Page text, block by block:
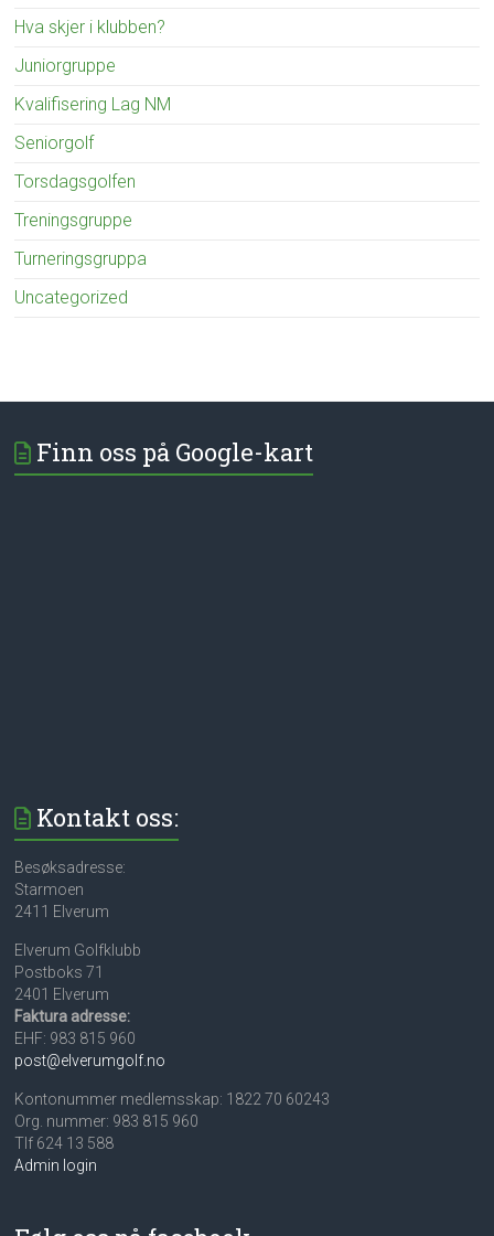
Hva skjer i klubben?
Juniorgruppe
Kvalifisering Lag NM
Seniorgolf
Torsdagsgolfen
Treningsgruppe
Turneringsgruppa
Uncategorized
Finn oss på Google-kart
Kontakt oss:
Besøksadresse:
Starmoen
2411 Elverum
Elverum Golfklubb
Postboks 71
2401 Elverum
Faktura adresse:
EHF: 983 815 960
post@elverumgolf.no
Kontonummer medlemsskap: 1822 70 60243
Org. nummer: 983 815 960
Tlf 624 13 588
Admin login